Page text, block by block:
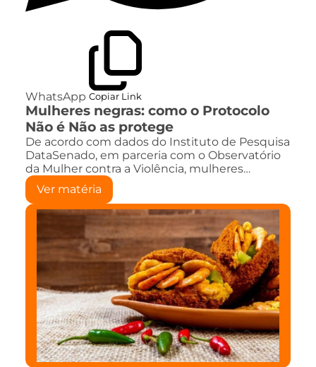
WhatsApp Copiar Link
Mulheres negras: como o Protocolo
Não é Não as protege
De acordo com dados do Instituto de Pesquisa
DataSenado, em parceria com o Observatório
da Mulher contra a Violência, mulheres…
Ver matéria